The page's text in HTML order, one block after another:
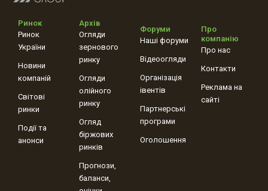
Ринок
Ринок
України
Новини
компаній
Світові
ринки
Події та
анонси
Архів
Огляди
зернового
ринку
Огляди
олійного
ринку
Огляд
біржових
ринків
Прогнози,
баланси,
Форуми
Наші форуми
Відеоогляди
Організація
івентів
Партнерські
програми
Оголошення
Про
компанію
Про нас
Контакти
Реклама на
сайті